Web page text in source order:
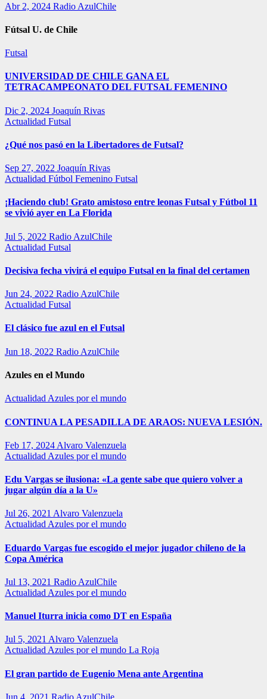
Abr 2, 2024 Radio AzulChile
Fútsal U. de Chile
Futsal
UNIVERSIDAD DE CHILE GANA EL
TETRACAMPEONATO DEL FUTSAL FEMENINO
Dic 2, 2024 Joaquín Rivas
Actualidad Futsal
¿Qué nos pasó en la Libertadores de Futsal?
Sep 27, 2022 Joaquín Rivas
Actualidad Fútbol Femenino Futsal
¡Haciendo club! Grato amistoso entre leonas Futsal y Fútbol 11
se vivió ayer en La Florida
Jul 5, 2022 Radio AzulChile
Actualidad Futsal
Decisiva fecha vivirá el equipo Futsal en la final del certamen
Jun 24, 2022 Radio AzulChile
Actualidad Futsal
El clásico fue azul en el Futsal
Jun 18, 2022 Radio AzulChile
Azules en el Mundo
Actualidad Azules por el mundo
CONTINUA LA PESADILLA DE ARAOS: NUEVA LESIÓN.
Feb 17, 2024 Alvaro Valenzuela
Actualidad Azules por el mundo
Edu Vargas se ilusiona: «La gente sabe que quiero volver a
jugar algún día a la U»
Jul 26, 2021 Alvaro Valenzuela
Actualidad Azules por el mundo
Eduardo Vargas fue escogido el mejor jugador chileno de la
Copa América
Jul 13, 2021 Radio AzulChile
Actualidad Azules por el mundo
Manuel Iturra inicia como DT en España
Jul 5, 2021 Alvaro Valenzuela
Actualidad Azules por el mundo La Roja
El gran partido de Eugenio Mena ante Argentina
Jun 4, 2021 Radio AzulChile